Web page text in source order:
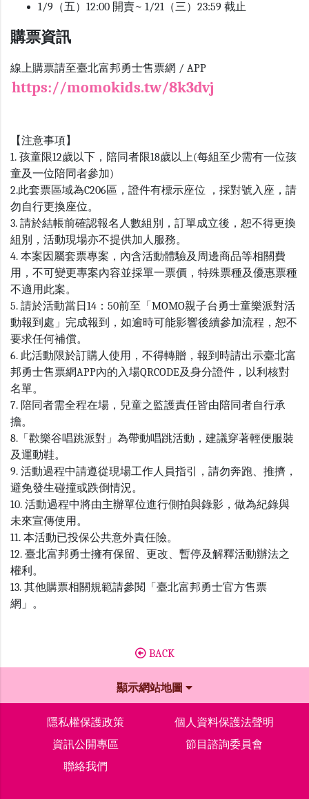
1/9（五）12:00 開賣~ 1/21（三）23:59 截止
購票資訊
線上購票請至臺北富邦勇士售票網 / APP
https://momokids.tw/8k3dvj
【注意事項】
1. 孩童限12歲以下，陪同者限18歲以上(每組至少需有一位孩
童及一位陪同者參加)
2.此套票區域為C206區，證件有標示座位 ，採對號入座，請
勿自行更換座位。
3. 請於結帳前確認報名人數組別，訂單成立後，恕不得更換
組別，活動現場亦不提供加人服務。
4. 本案因屬套票專案，內含活動體驗及周邊商品等相關費
用，不可變更專案內容並採單一票價，特殊票種及優惠票種
不適用此案。
5. 請於活動當日14：50前至「MOMO親子台勇士童樂派對活
動報到處」完成報到，如逾時可能影響後續參加流程，恕不
要求任何補償。
6. 此活動限於訂購人使用，不得轉贈，報到時請出示臺北富
邦勇士售票網APP內的入場QRCODE及身分證件，以利核對
名單。
7. 陪同者需全程在場，兒童之監護責任皆由陪同者自行承
擔。
8.「歡樂谷唱跳派對」為帶動唱跳活動，建議穿著輕便服裝
及運動鞋。
9. 活動過程中請遵從現場工作人員指引，請勿奔跑、推擠，
避免發生碰撞或跌倒情況。
10. 活動過程中將由主辦單位進行側拍與錄影，做為紀錄與
未來宣傳使用。
11. 本活動已投保公共意外責任險。
12. 臺北富邦勇士擁有保留、更改、暫停及解釋活動辦法之
權利。
13. 其他購票相關規範請參閱「臺北富邦勇士官方售票
網」。
BACK
顯示網站地圖
隱私權保護政策
個人資料保護法聲明
資訊公開專區
節目諮詢委員會
聯絡我們